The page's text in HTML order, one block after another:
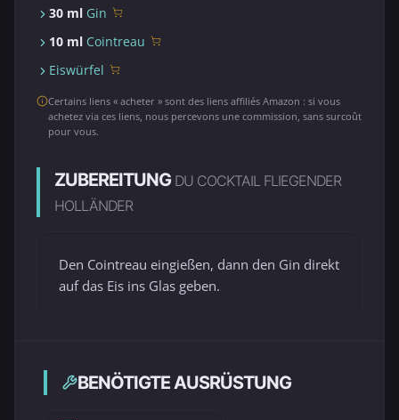
30 ml Gin
10 ml Cointreau
Eiswürfel
Certains liens « acheter » sont des liens affiliés Amazon : si vous
achetez via ces liens, nous percevons une commission, sans surcoût
pour vous.
ZUBEREITUNG DU COCKTAIL FLIEGENDER
HOLLÄNDER
Den Cointreau eingießen, dann den Gin direkt
auf das Eis ins Glas geben.
BENÖTIGTE AUSRÜSTUNG